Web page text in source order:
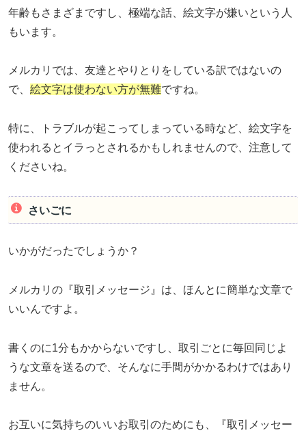
年齢もさまざまですし、極端な話、絵文字が嫌いという人
もいます。
メルカリでは、友達とやりとりをしている訳ではないの
で、 絵文字は使わない方が無難ですね。
特に、トラブルが起こってしまっている時など、絵文字を
使われるとイラっとされるかもしれませんので、注意して
くださいね。
さいごに
いかがだったでしょうか？
メルカリの『取引メッセージ』は、ほんとに簡単な文章で
いいんですよ。
書くのに1分もかからないですし、取引ごとに毎回同じよ
うな文章を送るので、そんなに手間がかかるわけではあり
ません。
お互いに気持ちのいいお取引のためにも、『取引メッセー